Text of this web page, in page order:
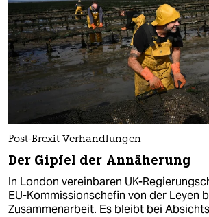
Post-Brexit Verhandlungen
Der Gipfel der Annäherung
In London vereinbaren UK-
EU-Kommissions­chefin von der Leyen
Zusammenarbeit. Es bleibt bei